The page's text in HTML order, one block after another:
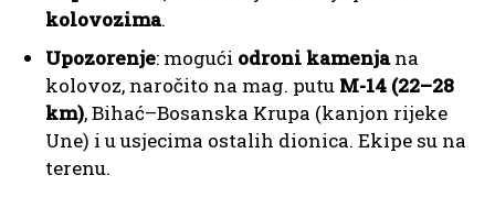
kolovozima.
Upozorenje: mogući odroni kamenjana
kolovoz, naročito na mag. putu M-14 (22–28
km), Bihać–Bosanska Krupa (kanjon rijeke
Une) i u usjecima ostalih dionica. Ekipe su na
terenu.